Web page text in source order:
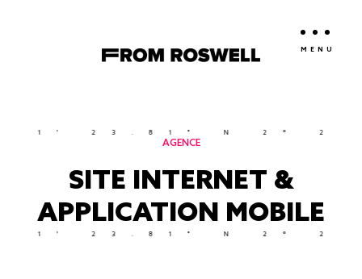
MENU
23.81" N 2° 21'
AGENCE
SITE INTERNET &
APPLICATION MOBILE
23.81" N 2° 21'